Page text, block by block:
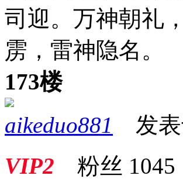
司迎。万神朝礼
雳，雷神隐名。
173楼
aikeduo881
发表
VIP2 粉丝 1045